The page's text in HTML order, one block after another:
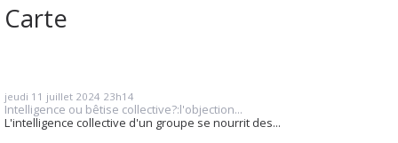
Carte
jeudi 11 juillet 2024 23h14
Intelligence ou bêtise collective?:l'objection...
L'intelligence collective d'un groupe se nourrit des...